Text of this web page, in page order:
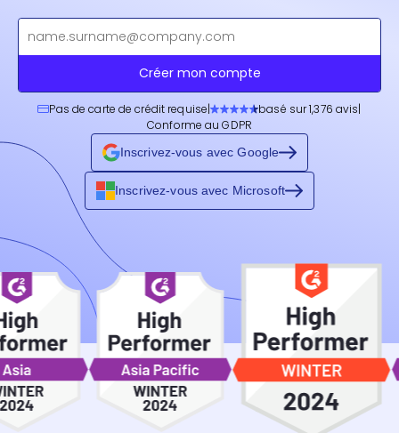
Créer mon compte
Pas de carte de crédit requise| basé sur 1,376 avis|
Conforme au GDPR
Inscrivez-vous avec Google
Inscrivez-vous avec Microsoft